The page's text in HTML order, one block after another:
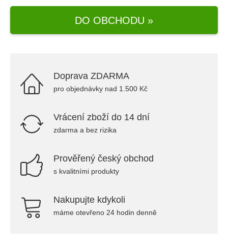
DO OBCHODU »
Doprava ZDARMA
pro objednávky nad 1.500 Kč
Vrácení zboží do 14 dní
zdarma a bez rizika
Prověřený český obchod
s kvalitními produkty
Nakupujte kdykoli
máme otevřeno 24 hodin denně